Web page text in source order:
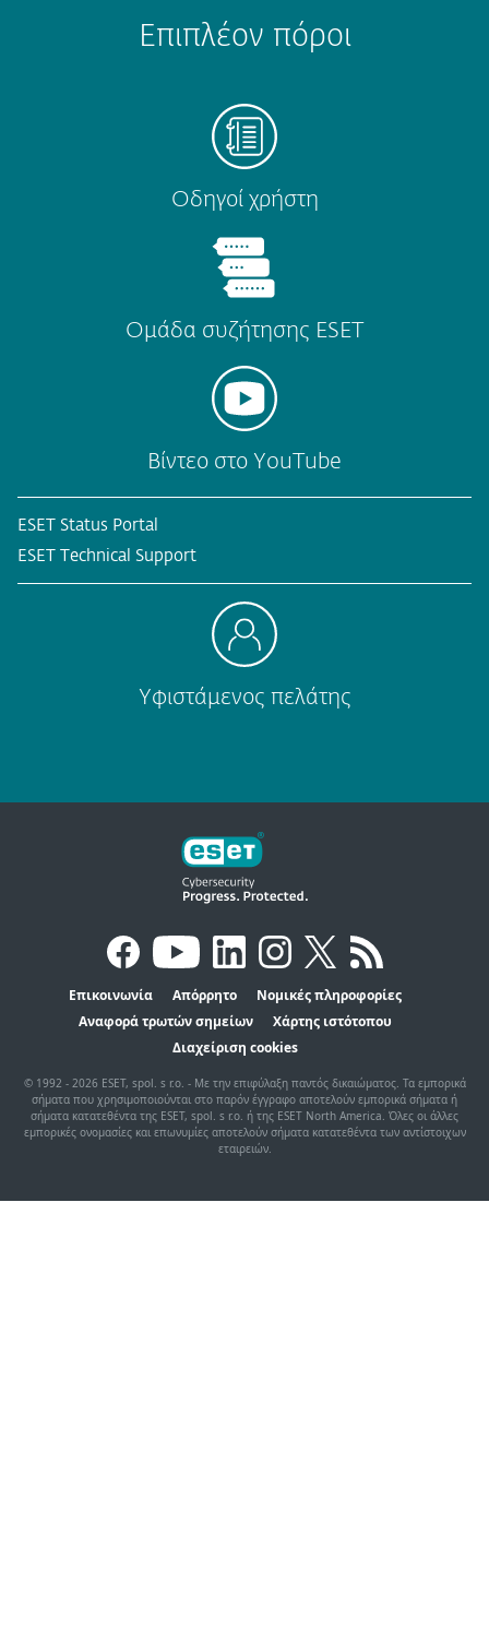
Επιπλέον πόροι
Οδηγοί χρήστη
Ομάδα συζήτησης ESET
Βίντεο στο YouTube
ESET Status Portal
ESET Technical Support
Υφιστάμενος πελάτης
Επικοινωνία Απόρρητο
Νομικές πληροφορίες
Αναφορά τρωτών σημείων
Χάρτης ιστότοπου
Διαχείριση cookies
© 1992 - 2026 ESET, spol. s r.o. - Με την επιφύλαξη παντός δικαιώματος. Τα εμπορικά
σήματα που χρησιμοποιούνται στο παρόν έγγραφο αποτελούν εμπορικά σήματα ή
σήματα κατατεθέντα της ESET, spol. s r.o. ή της ESET North America. Όλες οι άλλες
εμπορικές ονομασίες και επωνυμίες αποτελούν σήματα κατατεθέντα των αντίστοιχων
εταιρειών.